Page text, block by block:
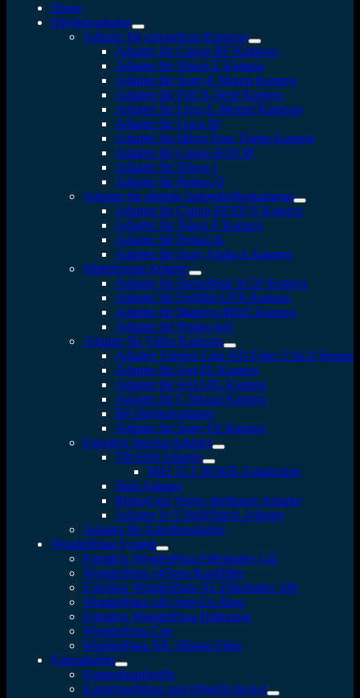
Home
Objektivadapter
Adapter für spiegellose Kameras
Adapter für Canon RF Kameras
Adapter für Nikon Z Kamera
Adapter für Sony-E Mount Kamera
Adapter für Fuji X-Serie Kamera
Adapter für Leica L-Mount Kameras
Adapter für Leica M
Adapter für Micro Four Thirds Kamera
Adapter für Canon EOS M
Adapter für Nikon 1
Adapter für Pentax Q
Adapter für digitale Spiegelreflexkameras
Adapter für Canon EF/EF-S Kamera
Adapter für Nikon F Kamera
Adapter für Pentax K
Adapter für Sony Alpha A Kamera
Mittelformat Adapter
Adapter für Hasselblad XCD Kamera
Adapter für Fujifilm GFX Kamera
Adapter für Mamiya M645 Kamera
Adapter für Pentax 645
Adapter für Video Kameras
Adapter Vizelex Cine ND-Filter 2 bis 8 Stopps
Adapter für Arri PL Kamera
Adapter für Arri LPL Kamera
Adapter für C Mount Kamera
B4 Objektivadapter
Adapter für Sony FZ Kamera
Fotodiox Spezial Adapter
Tilt/Shift Adapter
M42 TLT ROKR-Adapterkits
Shift Adapter
RhinoCam Vertex drehbarer Adapter
Adapter 4×5 Shift/Stitch-Adapter
Adapter für Astrofotografen
WonderPana System
Fotodiox WonderPana Filterhalter 145
WonderPana 145mm Rundfilter
Fotodiox WonderPana XL Filterhalter 186
WonderPana 145 Step-Up Ring
Fotodiox WonderPana Halterung
WonderPana Cap
WonderPana XK 186mm Filter
Fotozubehör
Kamerahandgriffe
Kameragehäuse und Objektivdeckel